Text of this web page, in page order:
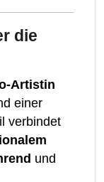
die
Artistin
einer
verbindet
und